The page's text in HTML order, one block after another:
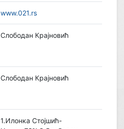
www.021.rs
Слободан Крајновић
Слободан Крајновић
1.Илонка Стојшић-